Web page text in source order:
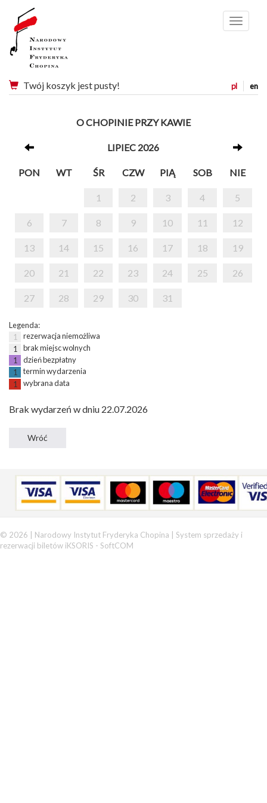
Menu
pl en
Twój koszyk jest pusty!
O CHOPINIE PRZY KAWIE
LIPIEC 2026
PON WT ŚR CZW PIĄ SOB NIE
1 2 3 4 5
6 7 8 9 10 11 12
13 14 15 16 17 18 19
20 21 22 23 24 25 26
27 28 29 30 31
Legenda:
1
rezerwacja niemożliwa
1
brak miejsc wolnych
1
dzień bezpłatny
1
termin wydarzenia
1
wybrana data
Brak wydarzeń w dniu 22.07.2026
© 2026 | Narodowy Instytut Fryderyka Chopina | System sprzedaży i
rezerwacji biletów iKSORIS - SoftCOM